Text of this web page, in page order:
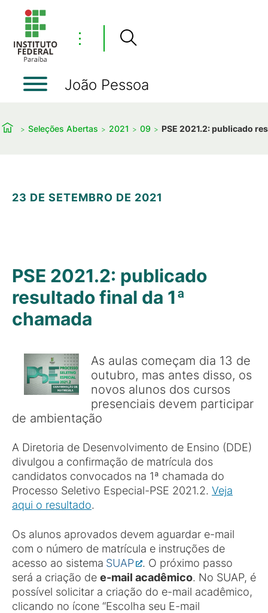
⋮
João Pessoa
Seleções Abertas 2021 09 PSE 2021.2: publicado
23 DE SETEMBRO DE 2021
PSE 2021.2: publicado
resultado final da 1ª
chamada
As aulas começam dia 13 de
outubro, mas antes disso, os
novos alunos dos cursos
presenciais devem participar
de ambientação
A Diretoria de Desenvolvimento de Ensino (DDE)
divulgou a confirmação de matrícula dos
candidatos convocados na 1ª chamada do
Processo Seletivo Especial-PSE 2021.2. Veja
aqui o resultado.
Os alunos aprovados devem aguardar e-mail
com o número de matrícula e instruções de
acesso ao sistema SUAP
. O próximo passo
será a criação de e-mail acadêmico. No SUAP, é
possível solicitar a criação do e-mail acadêmico,
clicando no ícone “Escolha seu E-mail